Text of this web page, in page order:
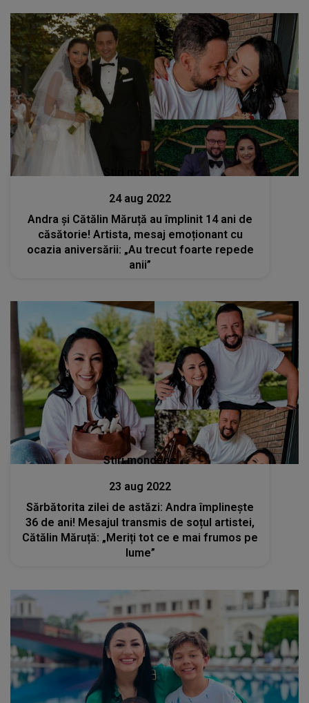
Stiri mondene
24 aug 2022
Andra și Cătălin Măruță au împlinit 14 ani de
căsătorie! Artista, mesaj emoționant cu
ocazia aniversării: „Au trecut foarte repede
anii”
Stiri mondene
23 aug 2022
Sărbătorita zilei de astăzi: Andra împlinește
36 de ani! Mesajul transmis de soțul artistei,
Cătălin Măruță: „Meriți tot ce e mai frumos pe
lume”